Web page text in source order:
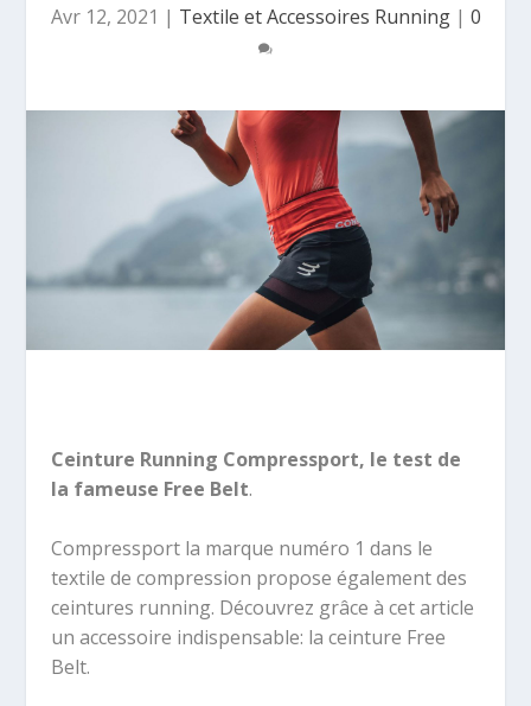
Avr 12, 2021 | Textile et Accessoires Running| 0
Ceinture Running Compressport, le test de
la fameuse Free Belt.
Compressport la marque numéro 1 dans le
textile de compression propose également des
ceintures running. Découvrez grâce à cet article
un accessoire indispensable: la ceinture Free
Belt.